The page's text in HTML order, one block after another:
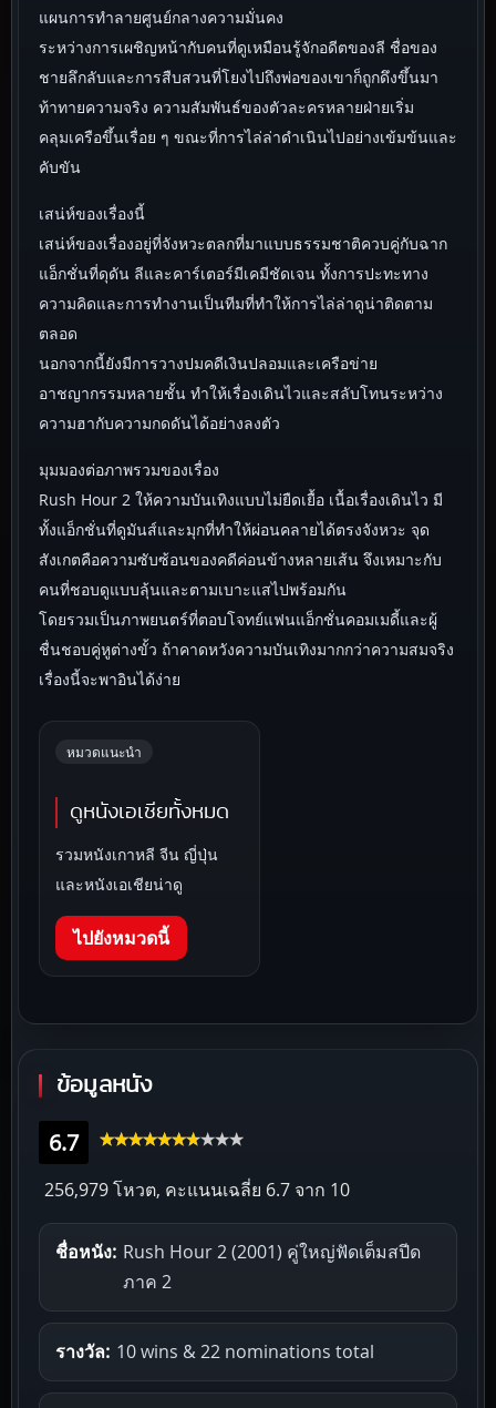
แผนการทำลายศูนย์กลางความมั่นคง
ระหว่างการเผชิญหน้ากับคนที่ดูเหมือนรู้จักอดีตของลี ชื่อของ
ชายลึกลับและการสืบสวนที่โยงไปถึงพ่อของเขาก็ถูกดึงขึ้นมา
ท้าทายความจริง ความสัมพันธ์ของตัวละครหลายฝ่ายเริ่ม
คลุมเครือขึ้นเรื่อย ๆ ขณะที่การไล่ล่าดำเนินไปอย่างเข้มข้นและ
คับขัน
เสน่ห์ของเรื่องนี้
เสน่ห์ของเรื่องอยู่ที่จังหวะตลกที่มาแบบธรรมชาติควบคู่กับฉาก
แอ็กชั่นที่ดุดัน ลีและคาร์เตอร์มีเคมีชัดเจน ทั้งการปะทะทาง
ความคิดและการทำงานเป็นทีมที่ทำให้การไล่ล่าดูน่าติดตาม
ตลอด
นอกจากนี้ยังมีการวางปมคดีเงินปลอมและเครือข่าย
อาชญากรรมหลายชั้น ทำให้เรื่องเดินไวและสลับโทนระหว่าง
ความฮากับความกดดันได้อย่างลงตัว
มุมมองต่อภาพรวมของเรื่อง
Rush Hour 2 ให้ความบันเทิงแบบไม่ยืดเยื้อ เนื้อเรื่องเดินไว มี
ทั้งแอ็กชั่นที่ดูมันส์และมุกที่ทำให้ผ่อนคลายได้ตรงจังหวะ จุด
สังเกตคือความซับซ้อนของคดีค่อนข้างหลายเส้น จึงเหมาะกับ
คนที่ชอบดูแบบลุ้นและตามเบาะแสไปพร้อมกัน
โดยรวมเป็นภาพยนตร์ที่ตอบโจทย์แฟนแอ็กชั่นคอมเมดี้และผู้
ชื่นชอบคู่หูต่างขั้ว ถ้าคาดหวังความบันเทิงมากกว่าความสมจริง
เรื่องนี้จะพาอินได้ง่าย
หมวดแนะนำ
ดูหนังเอเชียทั้งหมด
รวมหนังเกาหลี จีน ญี่ปุ่น
และหนังเอเชียน่าดู
ไปยังหมวดนี้
ข้อมูลหนัง
6.7
256,979 โหวต, คะแนนเฉลี่ย 6.7 จาก 10
ชื่อหนัง: Rush Hour 2 (2001) คู่ใหญ่ฟัดเต็มสปีด
ภาค 2
รางวัล: 10 wins & 22 nominations total